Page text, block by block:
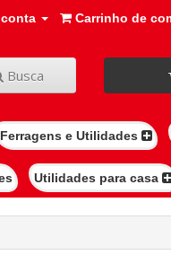
Carrinho de
Busca
Ferragens e Utilidades
Utilidades para casa